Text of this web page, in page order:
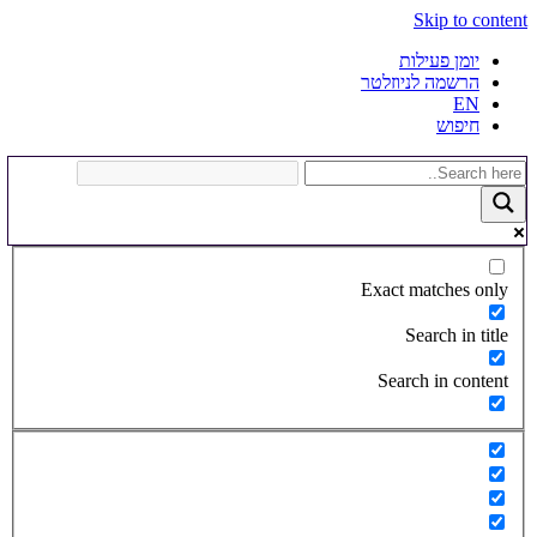
Skip to content
יומן פעילות
הרשמה לניוזלטר
EN
חיפוש
Exact matches only
Search in title
Search in content